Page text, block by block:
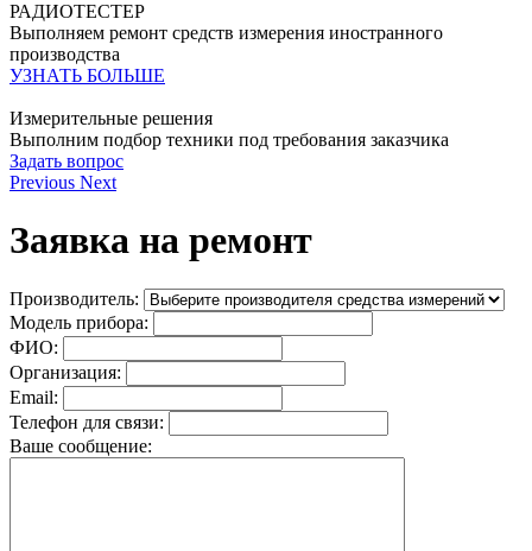
РАДИОТЕСТЕР
Выполняем ремонт средств измерения иностранного
производства
УЗНАТЬ БОЛЬШЕ
Измерительные решения
Выполним подбор техники под требования заказчика
Задать вопрос
Previous Next
Заявка на ремонт
Производитель:
Модель прибора:
ФИО:
Организация:
Email:
Телефон для связи:
Ваше сообщение: